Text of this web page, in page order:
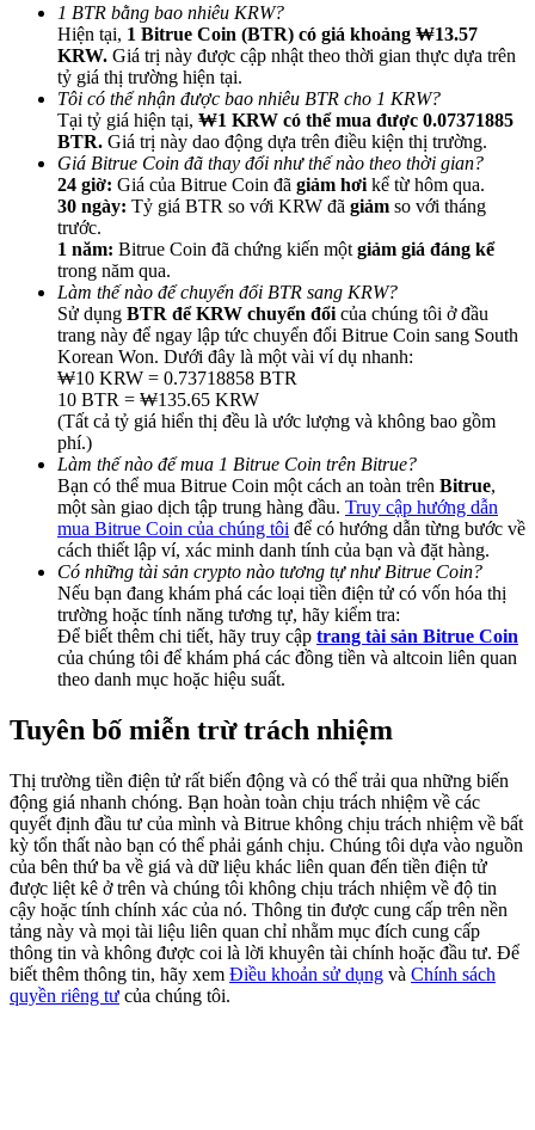
Giới thiệu
Mời một người bạn để nhận phần thưởng tiền mặt
BTC Welcome Rewards
BTC Welcome Rewards
Deposit & Trade BTC to Share 25000 USDT prize pool!
Deposit CASHCAT & Win
Exclusive for BitMart Users
Register & Trade to Win 500,000 USDT
Precious Metals Trading Carnival
Trade Gold & Silver · 33,333 USDT Bonus
1 BTR bằng bao nhiêu KRW?
Hiện tại, 1 Bitrue Coin (BTR) có giá khoảng ₩13.57
KRW. Giá trị này được cập nhật theo thời gian thực dựa trên
tỷ giá thị trường hiện tại.
Tôi có thể nhận được bao nhiêu BTR cho 1 KRW?
Tại tỷ giá hiện tại, ₩1 KRW có thể mua được 0.07371885
BTR. Giá trị này dao động dựa trên điều kiện thị trường.
Giá Bitrue Coin đã thay đổi như thế nào theo thời gian?
24 giờ: Giá của Bitrue Coin đã giảm hơi kể từ hôm qua.
30 ngày: Tỷ giá BTR so với KRW đã giảm so với tháng
trước.
1 năm: Bitrue Coin đã chứng kiến một giảm giá đáng kể
trong năm qua.
Làm thế nào để chuyển đổi BTR sang KRW?
Sử dụng BTR để KRW chuyển đổi của chúng tôi ở đầu
trang này để ngay lập tức chuyển đổi Bitrue Coin sang South
Korean Won. Dưới đây là một vài ví dụ nhanh:
₩10 KRW = 0.73718858 BTR
10 BTR = ₩135.65 KRW
(Tất cả tỷ giá hiển thị đều là ước lượng và không bao gồm
phí.)
Làm thế nào để mua 1 Bitrue Coin trên Bitrue?
Bạn có thể mua Bitrue Coin một cách an toàn trên Bitrue,
một sàn giao dịch tập trung hàng đầu. Truy cập hướng dẫn
mua Bitrue Coin của chúng tôi để có hướng dẫn từng bước về
cách thiết lập ví, xác minh danh tính của bạn và đặt hàng.
Có những tài sản crypto nào tương tự như Bitrue Coin?
Nếu bạn đang khám phá các loại tiền điện tử có vốn hóa thị
trường hoặc tính năng tương tự, hãy kiểm tra:
Để biết thêm chi tiết, hãy truy cập trang tài sản Bitrue Coin
của chúng tôi để khám phá các đồng tiền và altcoin liên quan
theo danh mục hoặc hiệu suất.
Tuyên bố miễn trừ trách nhiệm
Thị trường tiền điện tử rất biến động và có thể trải qua những biến
động giá nhanh chóng. Bạn hoàn toàn chịu trách nhiệm về các
quyết định đầu tư của mình và Bitrue không chịu trách nhiệm về bất
kỳ tổn thất nào bạn có thể phải gánh chịu. Chúng tôi dựa vào nguồn
của bên thứ ba về giá và dữ liệu khác liên quan đến tiền điện tử
được liệt kê ở trên và chúng tôi không chịu trách nhiệm về độ tin
cậy hoặc tính chính xác của nó. Thông tin được cung cấp trên nền
tảng này và mọi tài liệu liên quan chỉ nhằm mục đích cung cấp
thông tin và không được coi là lời khuyên tài chính hoặc đầu tư. Để
biết thêm thông tin, hãy xem Điều khoản sử dụng và Chính sách
quyền riêng tư của chúng tôi.